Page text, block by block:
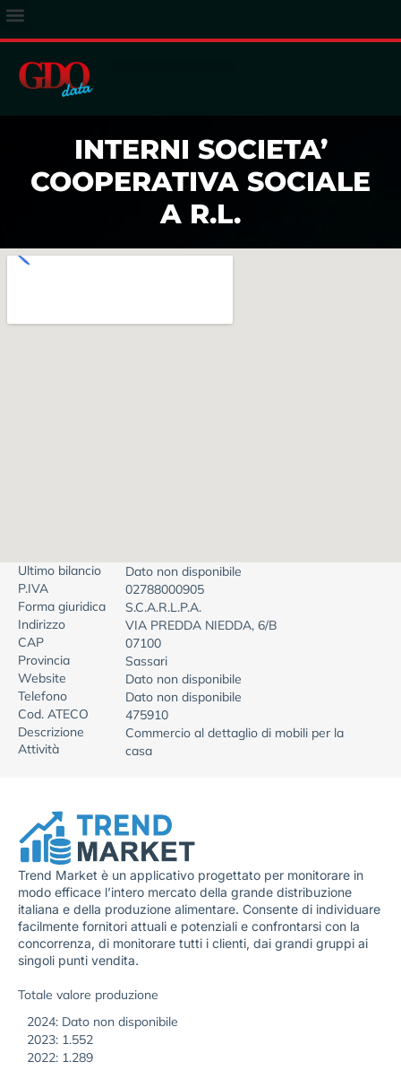
INTERNI SOCIETA’
COOPERATIVA SOCIALE
A R.L.
Ultimo bilancio
Dato non disponibile
P.IVA
02788000905
Forma giuridica
S.C.A.R.L.P.A.
Indirizzo
VIA PREDDA NIEDDA, 6/B
CAP
07100
Provincia
Sassari
Website
Dato non disponibile
Telefono
Dato non disponibile
Cod. ATECO
475910
Descrizione
Attività
Commercio al dettaglio di mobili per la
casa
Trend Market è un applicativo progettato per monitorare in
modo efficace l’intero mercato della grande distribuzione
italiana e della produzione alimentare. Consente di individuare
facilmente fornitori attuali e potenziali e confrontarsi con la
concorrenza, di monitorare tutti i clienti, dai grandi gruppi ai
singoli punti vendita.
Totale valore produzione
2024: Dato non disponibile
2023: 1.552
2022: 1.289